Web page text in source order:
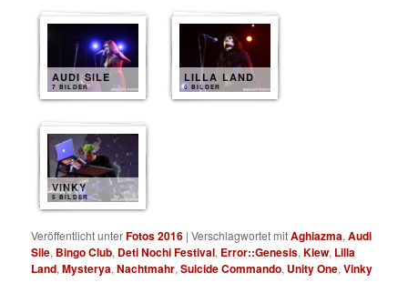
AUDI SILE
7 BILDER
LILLA LAND
6 BILDER
VINKY
5 BILDER
Veröffentlicht unterFotos 2016 |Verschlagwortet mitAghiazma,Audi
Sile, Bingo Club, Deti Nochi Festival, Error::Genesis,Kiew, Lilla
Land,Mysterya,Nachtmahr,Suicide Commando, Unity One,Vinky